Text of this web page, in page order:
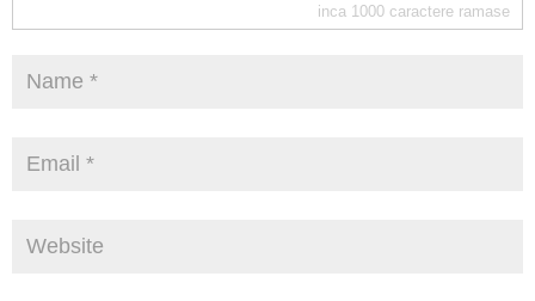
inca 1000 caractere ramase